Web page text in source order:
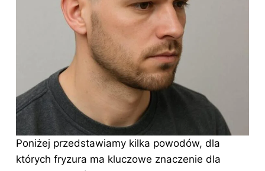
Poniżej przedstawiamy kilka powodów, dla
których fryzura ma kluczowe znaczenie dla